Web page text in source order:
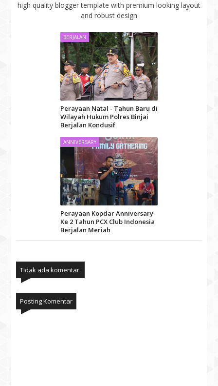
high quality blogger template with premium looking layout
and robust design
BERJALAN
Perayaan Natal - Tahun Baru di
Wilayah Hukum Polres Binjai
Berjalan Kondusif
ANNIVERSARY
Perayaan Kopdar Anniversary
Ke 2 Tahun PCX Club Indonesia
Berjalan Meriah
Tidak ada komentar:
Posting Komentar